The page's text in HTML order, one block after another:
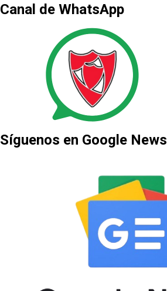
Canal de WhatsApp
Síguenos en Google News